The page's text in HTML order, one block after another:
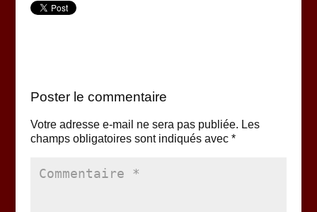
Poster le commentaire
Votre adresse e-mail ne sera pas publiée. Les
champs obligatoires sont indiqués avec *